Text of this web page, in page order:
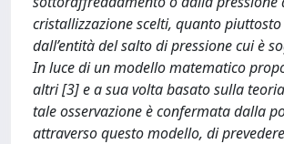
cristallizzazione scelti, quanto
dall’entità del salto di pressione cui è
In luce di un modello matematico
altri [3] e a sua volta basato sulla
tale osservazione è confermata dalla
attraverso questo modello, di